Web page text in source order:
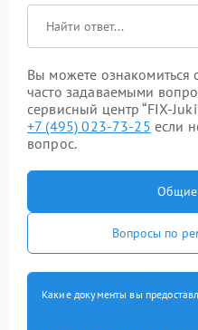
Вы можете
часто задаваемыми
сервисный центр “FIX-
+7 (495) 023-73-25 если
вопрос.
Общие
Вопросы по
Какие документы вы